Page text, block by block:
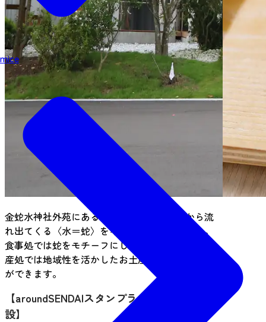
mice
金蛇水神社外苑にある休憩処。外観は神社から流
れ出てくる〈水＝蛇〉をイメージしているそう。
食事処では蛇をモチーフにした料理を楽しめ、土
産処では地域性を活かしたお土産を購入すること
ができます。
【aroundSENDAIスタンプラリー 利用対象施
設】